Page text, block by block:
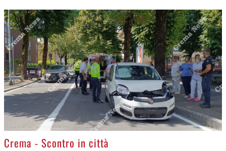
>
Crema - Scontro in città